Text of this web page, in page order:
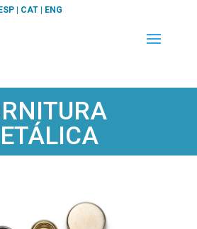
ESP CAT ENG